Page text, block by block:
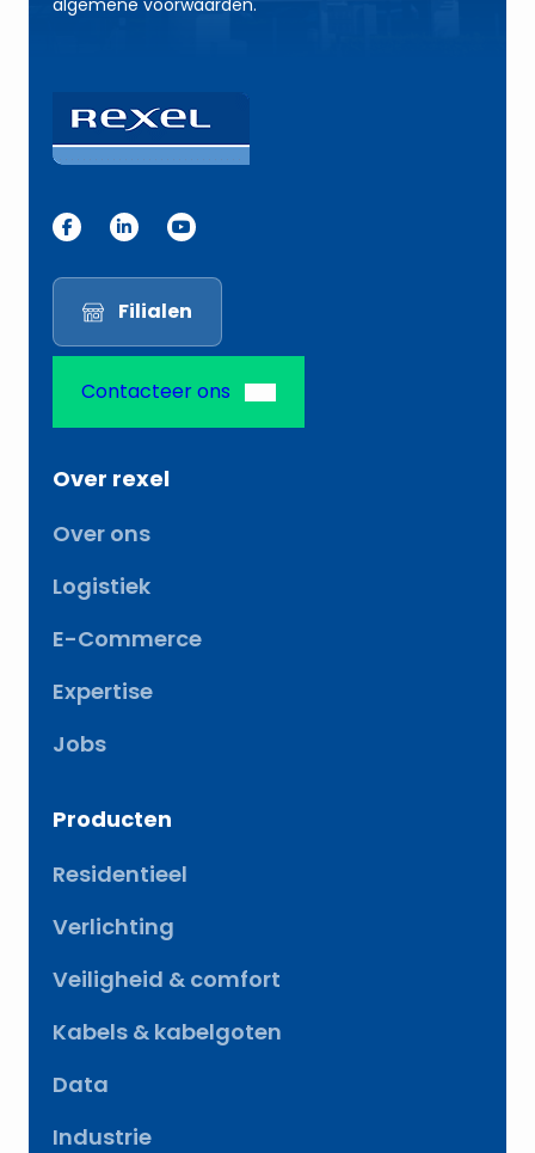
l
Filialen
Contacteer ons
Over rexel
Over ons
Logistiek
E-Commerce
Expertise
Jobs
Producten
Residentieel
Verlichting
Veiligheid & comfort
Kabels & kabelgoten
Data
Industrie